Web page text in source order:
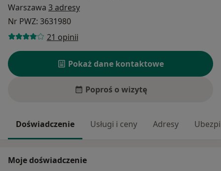
Warszawa 3 adresy
Nr PWZ: 3631980
21 opinii
Pokaż dane kontaktowe
Poproś o wizytę
Doświadczenie Usługi i ceny Adresy
Moje doświadczenie